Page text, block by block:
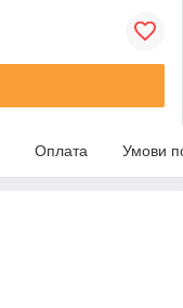
Оплата Умови